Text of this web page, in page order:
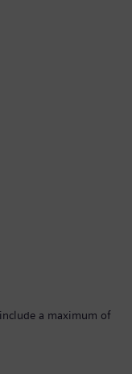
include a maximum of